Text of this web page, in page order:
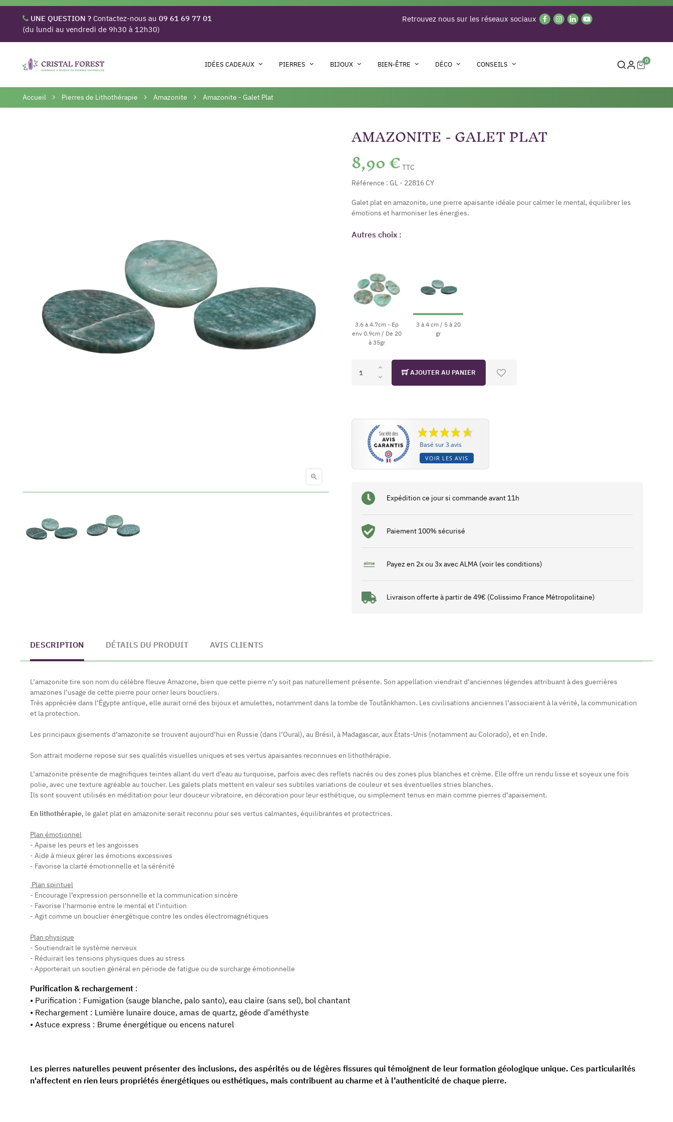
UNE QUESTION ? Contactez-nous au 09 61 69 77 01
(du lundi au vendredi de 9h30 à 12h30)
Retrouvez nous sur les réseaux sociaux
IDÉES CADEAUX PIERRES BIJOUX BIEN-ÊTRE DÉCO CONSEILS 0
Accueil Pierres de Lithothérapie Amazonite Amazonite - Galet Plat

AMAZONITE - GALET PLAT
8,90 € TTC
Référence : GL - 22816 CY
Galet plat en amazonite, une pierre apaisante idéale pour calmer le mental, équilibrer les
émotions et harmoniser les énergies.
Autres choix :
3.6 à 4.7cm - Ep
env 0.9cm / De 20
à 35gr
3 à 4 cm / 5 à 20
gr
AJOUTER AU PANIER
Basé sur 3 avis
VOIR LES AVIS
Expédition ce jour si commande avant 11h
Paiement 100% sécurisé
Payez en 2x ou 3x avec ALMA (voir les conditions)
Livraison offerte à partir de 49€ (Colissimo France Métropolitaine)
DESCRIPTION DÉTAILS DU PRODUIT AVIS CLIENTS
L’amazonite tire son nom du célèbre fleuve Amazone, bien que cette pierre n’y soit pas naturellement présente. Son appellation viendrait d’anciennes légendes attribuant à des guerrières
amazones l’usage de cette pierre pour orner leurs boucliers.
Très appréciée dans l’Égypte antique, elle aurait orné des bijoux et amulettes, notamment dans la tombe de Toutânkhamon. Les civilisations anciennes l’associaient à la vérité, la communication
et la protection.
Les principaux gisements d’amazonite se trouvent aujourd’hui en Russie (dans l’Oural), au Brésil, à Madagascar, aux États-Unis (notamment au Colorado), et en Inde.
Son attrait moderne repose sur ses qualités visuelles uniques et ses vertus apaisantes reconnues en lithothérapie.
L’amazonite présente de magnifiques teintes allant du vert d’eau au turquoise, parfois avec des reflets nacrés ou des zones plus blanches et crème. Elle offre un rendu lisse et soyeux une fois
polie, avec une texture agréable au toucher. Les galets plats mettent en valeur ses subtiles variations de couleur et ses éventuelles stries blanches.
Ils sont souvent utilisés en méditation pour leur douceur vibratoire, en décoration pour leur esthétique, ou simplement tenus en main comme pierres d’apaisement.
En lithothérapie, le galet plat en amazonite serait reconnu pour ses vertus calmantes, équilibrantes et protectrices.
Plan émotionnel
- Apaise les peurs et les angoisses
- Aide à mieux gérer les émotions excessives
- Favorise la clarté émotionnelle et la sérénité
Plan spirituel
- Encourage l’expression personnelle et la communication sincère
- Favorise l’harmonie entre le mental et l’intuition
- Agit comme un bouclier énergétique contre les ondes électromagnétiques
Plan physique
- Soutiendrait le système nerveux
- Réduirait les tensions physiques dues au stress
- Apporterait un soutien général en période de fatigue ou de surcharge émotionnelle
Purification & rechargement :
• Purification : Fumigation (sauge blanche, palo santo), eau claire (sans sel), bol chantant
• Rechargement : Lumière lunaire douce, amas de quartz, géode d’améthyste
• Astuce express : Brume énergétique ou encens naturel
Les pierres naturelles peuvent présenter des inclusions, des aspérités ou de légères fissures qui témoignent de leur formation géologique unique. Ces particularités
n'affectent en rien leurs propriétés énergétiques ou esthétiques, mais contribuent au charme et à l’authenticité de chaque pierre.